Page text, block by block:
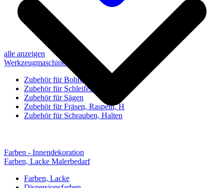
alle anzeigen
Werkzeugmaschinen-Zubehör
Zubehör für Bohren, Bohrhilfen
Zubehör für Schleifen, Poliere
Zubehör für Sägen
Zubehör für Fräsen, Raspeln, H
Zubehör für Schrauben, Halten
Farben - Innendekoration
Farben, Lacke Malerbedarf
Farben, Lacke